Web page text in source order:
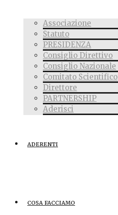
Associazione
Statuto
PRESIDENZA
Consiglio Direttivo
Consiglio Nazionale
Comitato Scientifico
Direttore
PARTNERSHIP
Aderisci
ADERENTI
COSA FACCIAMO